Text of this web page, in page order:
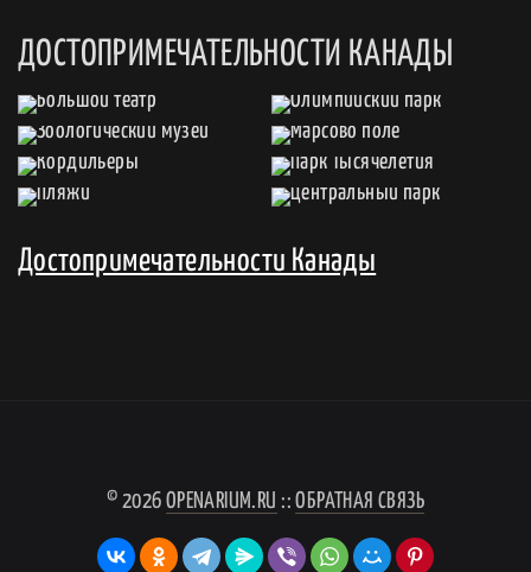
ДОСТОПРИМЕЧАТЕЛЬНОСТИ КАНАДЫ
Достопримечательности Канады
© 2026 OPENARIUM.RU ::ОБРАТНАЯ СВЯЗЬ